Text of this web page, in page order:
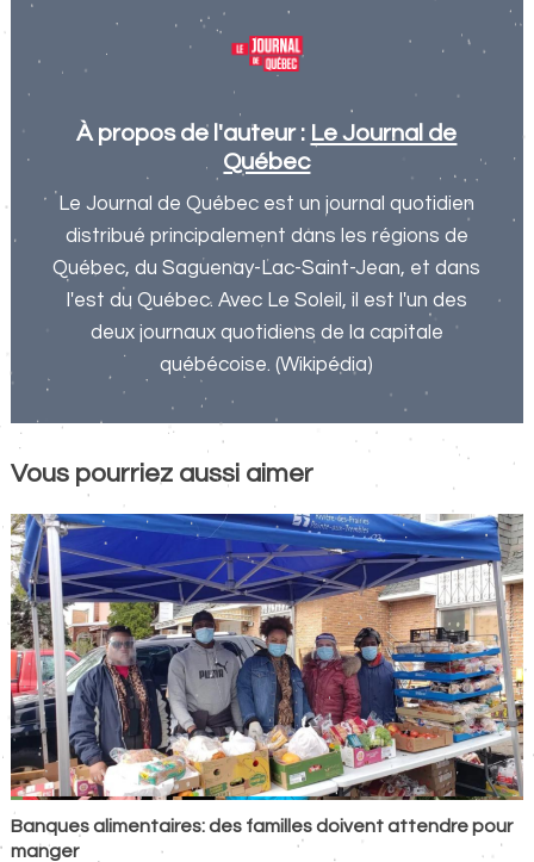
À propos de l'auteur : Le Journal de
Québec
Le Journal de Québec est un journal quotidien
distribué principalement dans les régions de
Québec, du Saguenay-Lac-Saint-Jean, et dans
l'est du Québec. Avec Le Soleil, il est l'un des
deux journaux quotidiens de la capitale
québécoise. (Wikipédia)
Vous pourriez aussi aimer
Banques alimentaires: des familles doivent attendre pour
manger